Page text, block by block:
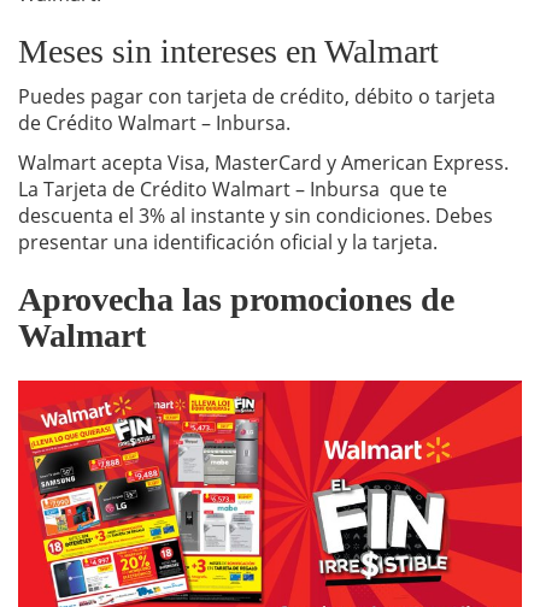
Meses sin intereses en Walmart
Puedes pagar con tarjeta de crédito, débito o tarjeta
de Crédito Walmart – Inbursa.
Walmart acepta Visa, MasterCard y American Express.
La Tarjeta de Crédito Walmart – Inbursa que te
descuenta el 3% al instante y sin condiciones. Debes
presentar una identificación oficial y la tarjeta.
Aprovecha las promociones de
Walmart